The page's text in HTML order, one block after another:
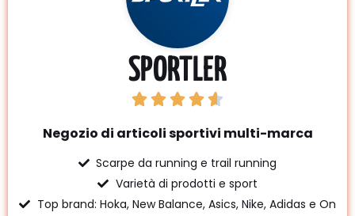
SPORTLER
Negozio di articoli sportivi multi-marca
Scarpe da running e trail running
Varietà di prodotti e sport
Top brand: Hoka, New Balance, Asics, Nike, Adidas e On